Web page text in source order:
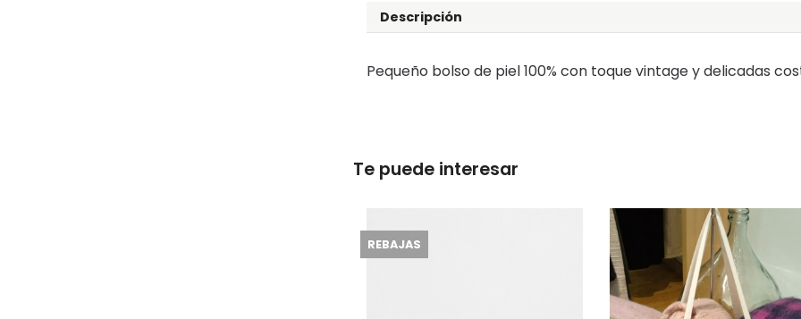
Descripción
Pequeño bolso de piel 100% con toque vintage y delicadas
Te puede interesar
REBAJAS